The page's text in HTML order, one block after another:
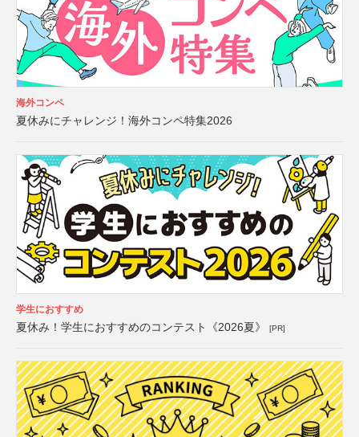
海外コンペ
夏休みにチャレンジ！海外コンペ特集2026
学生におすすめ
夏休み！学生におすすめのコンテスト《2026夏》 [PR]